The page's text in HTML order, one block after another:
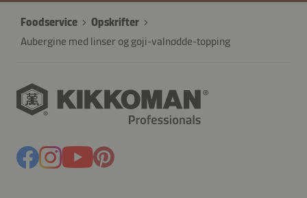
Foodservice
Opskrifter
Aubergine med linser og goji-valnødde-topping